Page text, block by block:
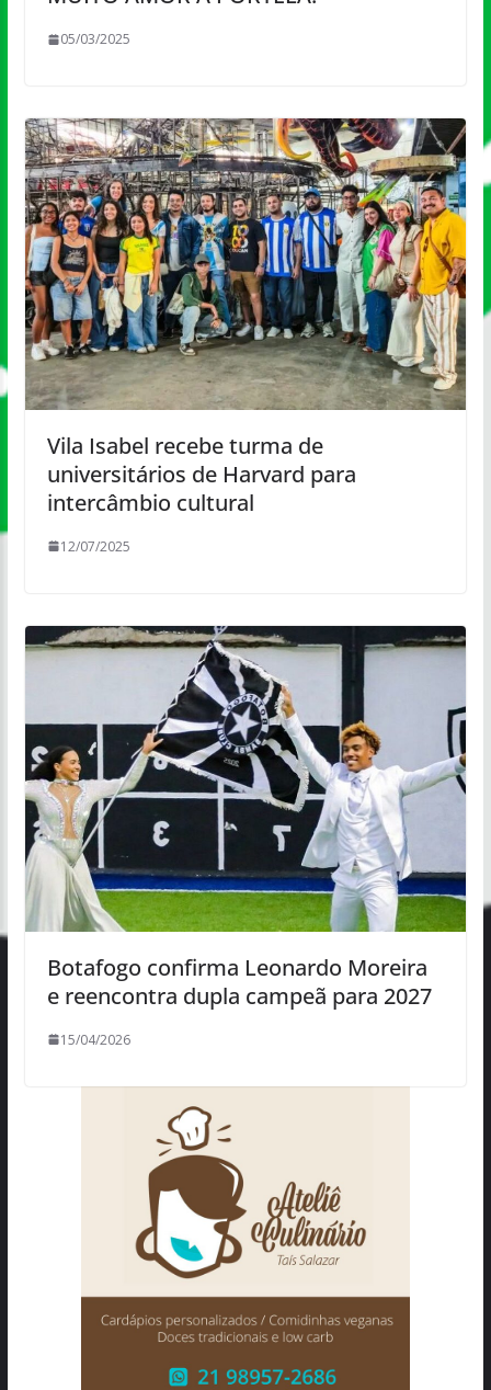
05/03/2025
Vila Isabel recebe turma de
universitários de Harvard para
intercâmbio cultural
12/07/2025
Botafogo confirma Leonardo Moreira
e reencontra dupla campeã para 2027
15/04/2026